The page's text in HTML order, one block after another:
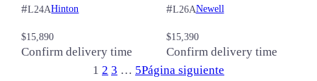
#L24AHinton
$15,890
Confirm delivery time
#L26ANewell
$15,390
Confirm delivery time
1 2 3 … 5Página siguiente